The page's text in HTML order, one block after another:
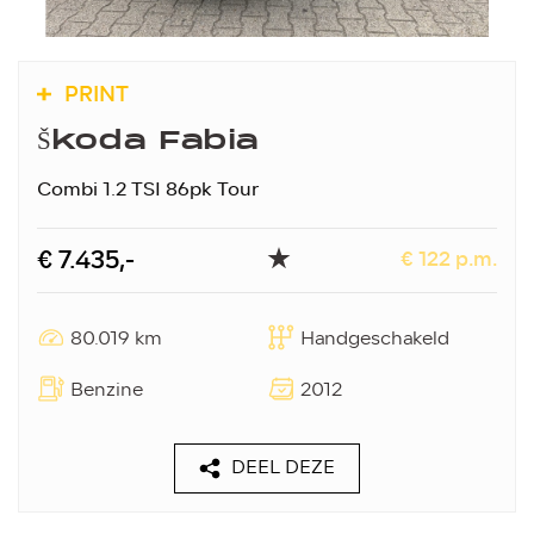
PRINT
Škoda Fabia
Combi 1.2 TSI 86pk Tour
€ 7.435,- € 122 p.m.
80.019 km
Handgeschakeld
Benzine
2012
DEEL DEZE